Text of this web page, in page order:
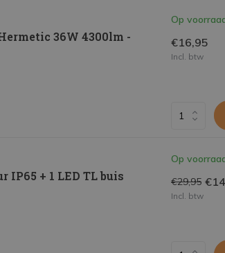
36W 4300lm -
Op
€16,95
Incl. btw
IP65 + 1 LED TL buis
Op
€29,95
Incl. btw